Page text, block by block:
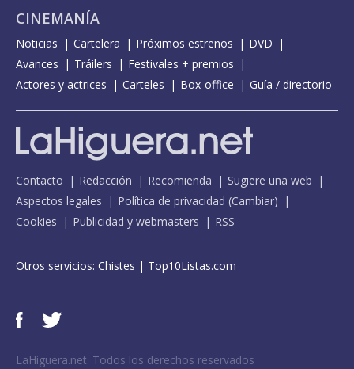
CINEMANÍA
Noticias Cartelera Próximos estrenos
DVD
Avances
Tráilers
Festivales + premios
Actores y actrices
Carteles Box-office Guía / directorio
Contacto Redacción Recomienda
Sugiere una web
Aspectos legales
Política de privacidad (Cambiar)
Cookies
Publicidad y webmasters RSS
Otros servicios: Chistes | Top10Listas.com
LaHiguera.net. Todos los derechos reservados